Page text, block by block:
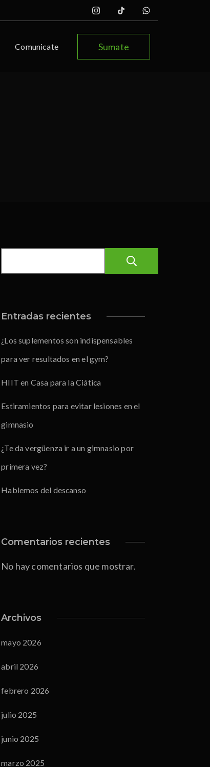
Comunicate Sumate
Entradas recientes
¿Los suplementos son indispensables
para ver resultados en el gym?
HIIT en Casa para la Ciática
Estiramientos para evitar lesiones en el
gimnasio
¿Te da vergüenza ir a un gimnasio por
primera vez?
Hablemos del descanso
Comentarios recientes
No hay comentarios que mostrar.
Archivos
mayo 2026
abril 2026
febrero 2026
julio 2025
junio 2025
marzo 2025